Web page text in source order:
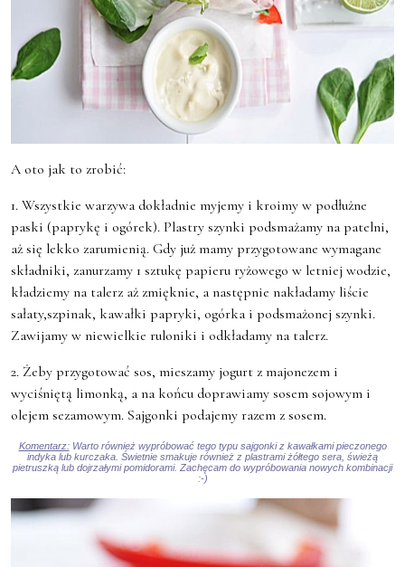
A oto jak to zrobić:
1. Wszystkie warzywa dokładnie myjemy i kroimy w podłużne
paski (paprykę i ogórek). Plastry szynki podsmażamy na patelni,
aż się lekko zarumienią. Gdy już mamy przygotowane wymagane
składniki, zanurzamy 1 sztukę papieru ryżowego w letniej wodzie,
kładziemy na talerz aż zmięknie, a następnie nakładamy liście
sałaty,szpinak, kawałki papryki, ogórka i podsmażonej szynki.
Zawijamy w niewielkie ruloniki i odkładamy na talerz.
2. Żeby przygotować sos, mieszamy jogurt z majonezem i
wyciśniętą limonką, a na końcu doprawiamy sosem sojowym i
olejem sezamowym. Sajgonki podajemy razem z sosem.
Komentarz:Warto również wypróbować tego typu sajgonki z kawałkami pieczonego
indyka lub kurczaka. Świetnie smakuje również z plastrami żółtego sera, świeżą
pietruszką lub dojrzałymi pomidorami. Zachęcam do wypróbowania nowych kombinacji
:-)